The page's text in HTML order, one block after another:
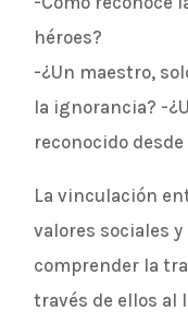
héroes?
-¿Un maestro,
la ignorancia? -
reconocido
La vinculación
valores sociales
comprender la
través de ellos al